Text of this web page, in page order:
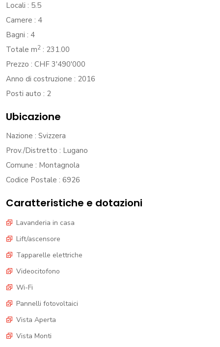
Locali : 5.5
Camere : 4
Bagni : 4
Totale m2 : 231.00
Prezzo : CHF 3'490'000
Anno di costruzione : 2016
Posti auto : 2
Ubicazione
Nazione : Svizzera
Prov./Distretto : Lugano
Comune : Montagnola
Codice Postale : 6926
Caratteristiche e dotazioni
Lavanderia in casa
Lift/ascensore
Tapparelle elettriche
Videocitofono
Wi-Fi
Pannelli fotovoltaici
Vista Aperta
Vista Monti